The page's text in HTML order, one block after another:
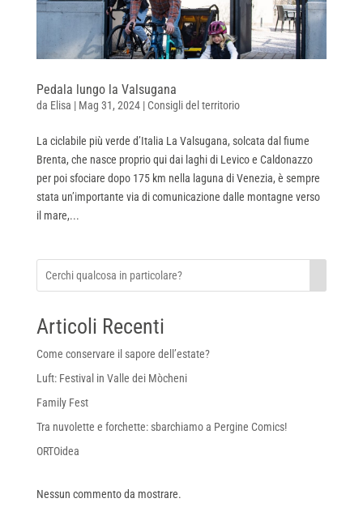
Pedala lungo la Valsugana
da Elisa | Mag 31, 2024| Consigli del territorio
La ciclabile più verde d’Italia La Valsugana, solcata dal fiume
Brenta, che nasce proprio qui dai laghi di Levico e Caldonazzo
per poi sfociare dopo 175 km nella laguna di Venezia, è sempre
stata un’importante via di comunicazione dalle montagne verso
il mare,...
Articoli Recenti
Come conservare il sapore dell’estate?
Luft: Festival in Valle dei Mòcheni
Family Fest
Tra nuvolette e forchette: sbarchiamo a Pergine Comics!
ORTOidea
Nessun commento da mostrare.